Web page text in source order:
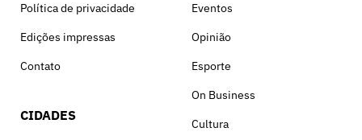
Política de privacidade
Edições impressas
Contato
CIDADES
Eventos
Opinião
Esporte
On Business
Cultura